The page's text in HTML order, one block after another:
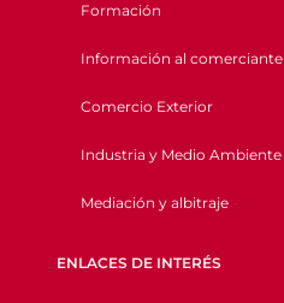
Formación
Información al comerciante
Comercio Exterior
Industria y Medio Ambiente
Mediación y albitraje
ENLACES DE INTERÉS